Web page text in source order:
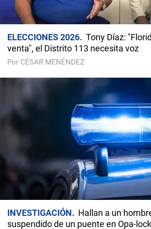
ELECCIONES 2026
Tony Díaz:
venta", el Distrito 113 necesita voz
Por CÉSAR MENÉNDEZ
INVESTIGACIÓN
Hallan a un
suspendido de un puente en Opa-